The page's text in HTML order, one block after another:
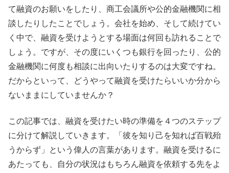
て融資のお願いをしたり、商工会議所や公的金融機関に相
談したりしたことでしょう。会社を始め、そして続けてい
く中で、融資を受けようとする場面は何回も訪れることで
しょう。ですが、その度にいくつも銀行を回ったり、公的
金融機関に何度も相談に出向いたりするのは大変ですね。
だからといって、どうやって融資を受けたらいいか分から
ないままにしていませんか？
この記事では、融資を受けたい時の準備を４つのステップ
に分けて解説していきます。「彼を知り己を知れば百戦殆
うからず」という偉人の言葉があります。融資を受けるに
あたっても、自分の状況はもちろん融資を依頼する先をよ